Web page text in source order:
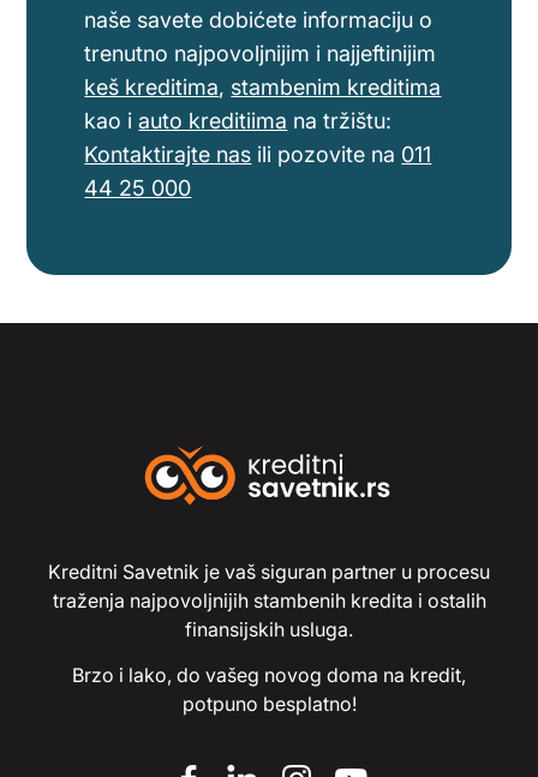
naše savete dobićete informaciju o
trenutno najpovoljnijim i najjeftinijim
keš kreditima, stambenim kreditima
kao iauto kreditiima na tržištu:
Kontaktirajte nas ili pozovite na 011
44 25 000
Kreditni Savetnik je vaš siguran partner u procesu
traženja najpovoljnijih stambenih kredita i ostalih
finansijskih usluga.
Brzo i lako, do vašeg novog doma na kredit,
potpuno besplatno!